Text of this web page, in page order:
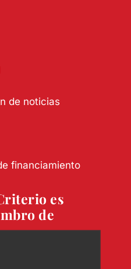
de noticias
financiamiento
es
de